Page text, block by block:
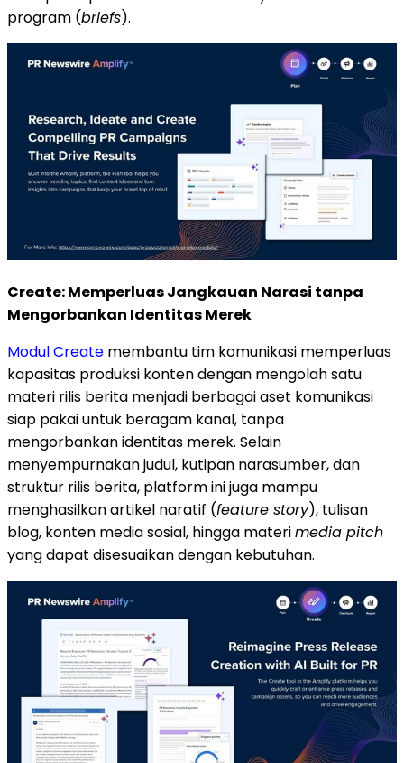
program (briefs).
Create: Memperluas Jangkauan Narasi tanpa
Mengorbankan Identitas Merek
Modul Create membantu tim komunikasi memperluas
kapasitas produksi konten dengan mengolah satu
materi rilis berita menjadi berbagai aset komunikasi
siap pakai untuk beragam kanal, tanpa
mengorbankan identitas merek. Selain
menyempurnakan judul, kutipan narasumber, dan
struktur rilis berita, platform ini juga mampu
menghasilkan artikel naratif (feature story), tulisan
blog, konten media sosial, hingga materimedia pitch
yang dapat disesuaikan dengan kebutuhan.